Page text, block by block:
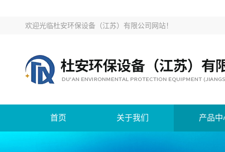
欢迎光临杜安环保设备（江苏）有限公司网站！
首页 关于我们 产品中